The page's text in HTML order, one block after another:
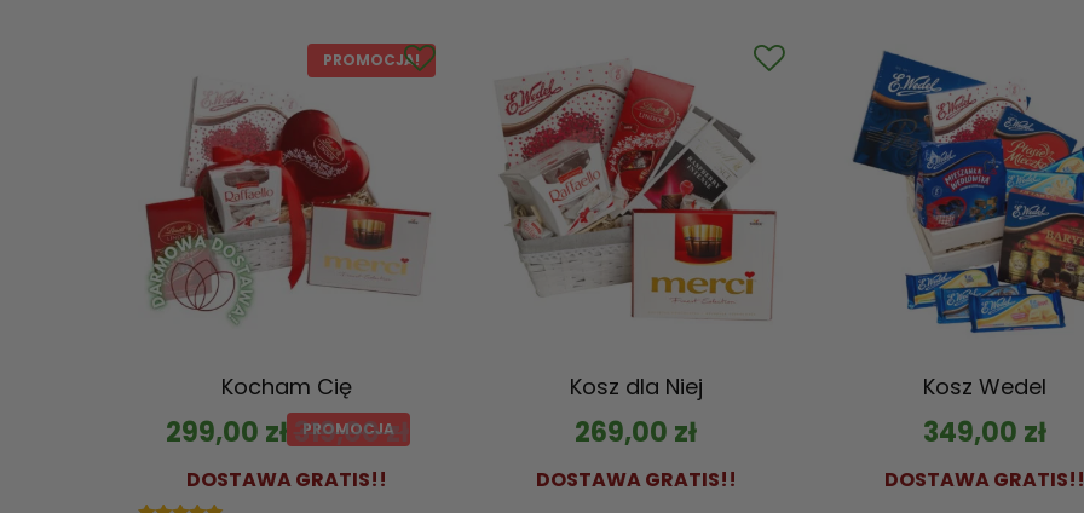
PROMOCJA!
Kocham Cię
299,00 zł 319,00zł
DOSTAWA GRATIS!!
Kosz dla Niej
269,00 zł
DOSTAWA GRATIS!!
Kosz Wedel
349,00 zł
DOSTAWA GRATIS!!